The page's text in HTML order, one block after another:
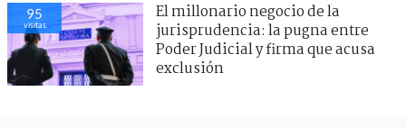
95
visitas
El millonario negocio de la
jurisprudencia: la pugna entre
Poder Judicial y firma que acusa
exclusión